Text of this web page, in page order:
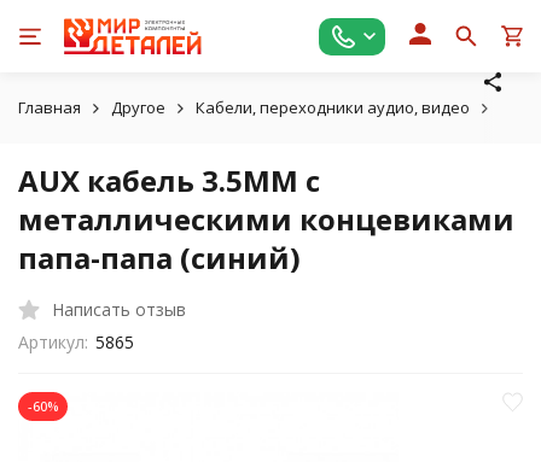
Главная Другое Кабели, переходники аудио, видео
AUX кабель 3.5MM с
металлическими концевиками
папа-папа (синий)
Написать отзыв
Артикул: 5865
-60%